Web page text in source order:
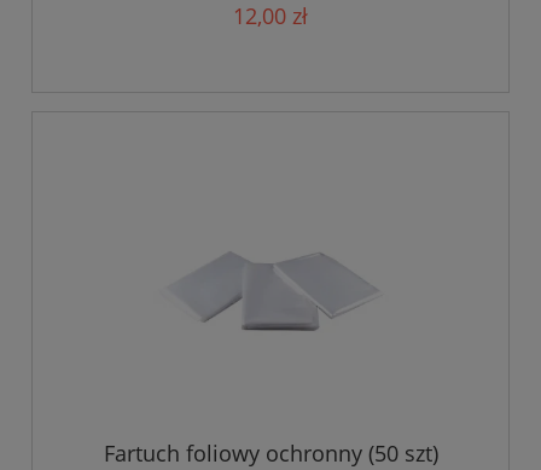
12,00 zł
Fartuch foliowy ochronny (50 szt)